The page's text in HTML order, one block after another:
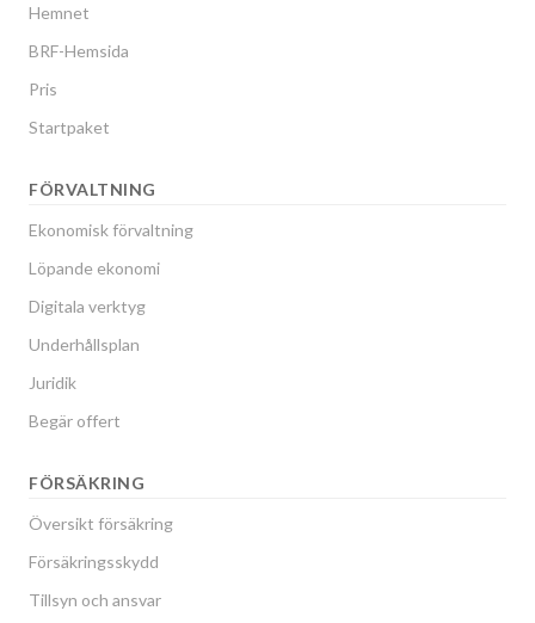
Hemnet
BRF-Hemsida
Pris
Startpaket
FÖRVALTNING
Ekonomisk förvaltning
Löpande ekonomi
Digitala verktyg
Underhållsplan
Juridik
Begär offert
FÖRSÄKRING
Översikt försäkring
Försäkringsskydd
Tillsyn och ansvar